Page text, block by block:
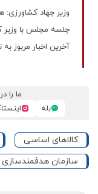
وزیر جهاد کشاورزی:
جلسه مجلس با وزیر
آخرین اخبار مربوز
ما را
بله
کالاهای اساسی
سازمان هدفمندسازی